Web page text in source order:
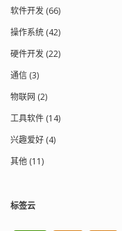
项，但是可以在模式前面使
来指定是 exclude 还是
性问题，客户很有可能绕过
表，如果希望确保特定的文
问，那就最好结合 uid/gid
用。 exclude from 指定一个
从该文件中读取 exclude 列
include 用来指定多个由空
rsync 并应该 exlude 的模式
同于在客户端命令中使用 --
个模块只能指定一个 include
是可以在模式前面使用 "-"
软件开发 (66)
操作系统 (42)
硬件开发 (22)
通信 (3)
物联网 (2)
工具软件 (14)
兴趣爱好 (4)
其他 (11)
标签云